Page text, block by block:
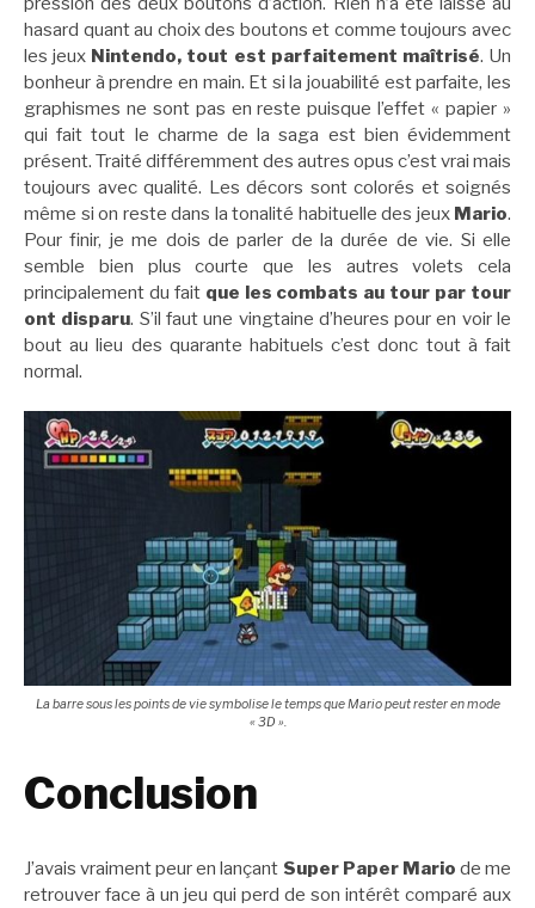
hasard quant au choix des boutons et comme toujours avec
les jeux Nintendo, tout est parfaitement maîtrisé. Un
bonheur à prendre en main. Et si la jouabilité est parfaite, les
graphismes ne sont pas en reste puisque l’effet « papier »
qui fait tout le charme de la saga est bien évidemment
présent. Traité différemment des autres opus c’est vrai mais
toujours avec qualité. Les décors sont colorés et soignés
même si on reste dans la tonalité habituelle des jeux Mario.
Pour finir, je me dois de parler de la durée de vie. Si elle
semble bien plus courte que les autres volets cela
principalement du fait que les combats au tour par tour
ont disparu. S’il faut une vingtaine d’heures pour en voir le
bout au lieu des quarante habituels c’est donc tout à fait
normal.
La barre sous les points de vie symbolise le temps que Mario peut rester en mode
« 3D ».
Conclusion
J’avais vraiment peur en lançant Super Paper Mario de me
retrouver face à un jeu qui perd de son intérêt comparé aux